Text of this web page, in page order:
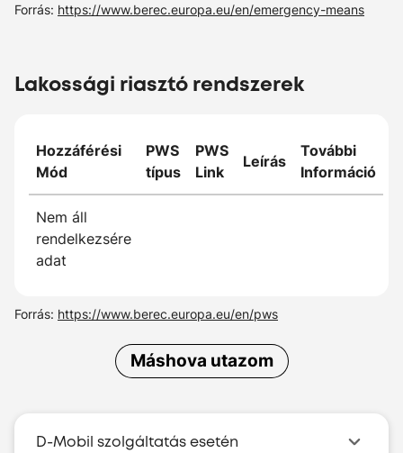
Forrás: https://www.berec.europa.eu/en/emergency-means
Lakossági riasztó rendszerek
Hozzáférési
Mód
PWS
típus
PWS
Link
Leírás
További
Információ
Nem áll
rendelkezsére
adat
Forrás: https://www.berec.europa.eu/en/pws
Máshova utazom
D-Mobil szolgáltatás esetén